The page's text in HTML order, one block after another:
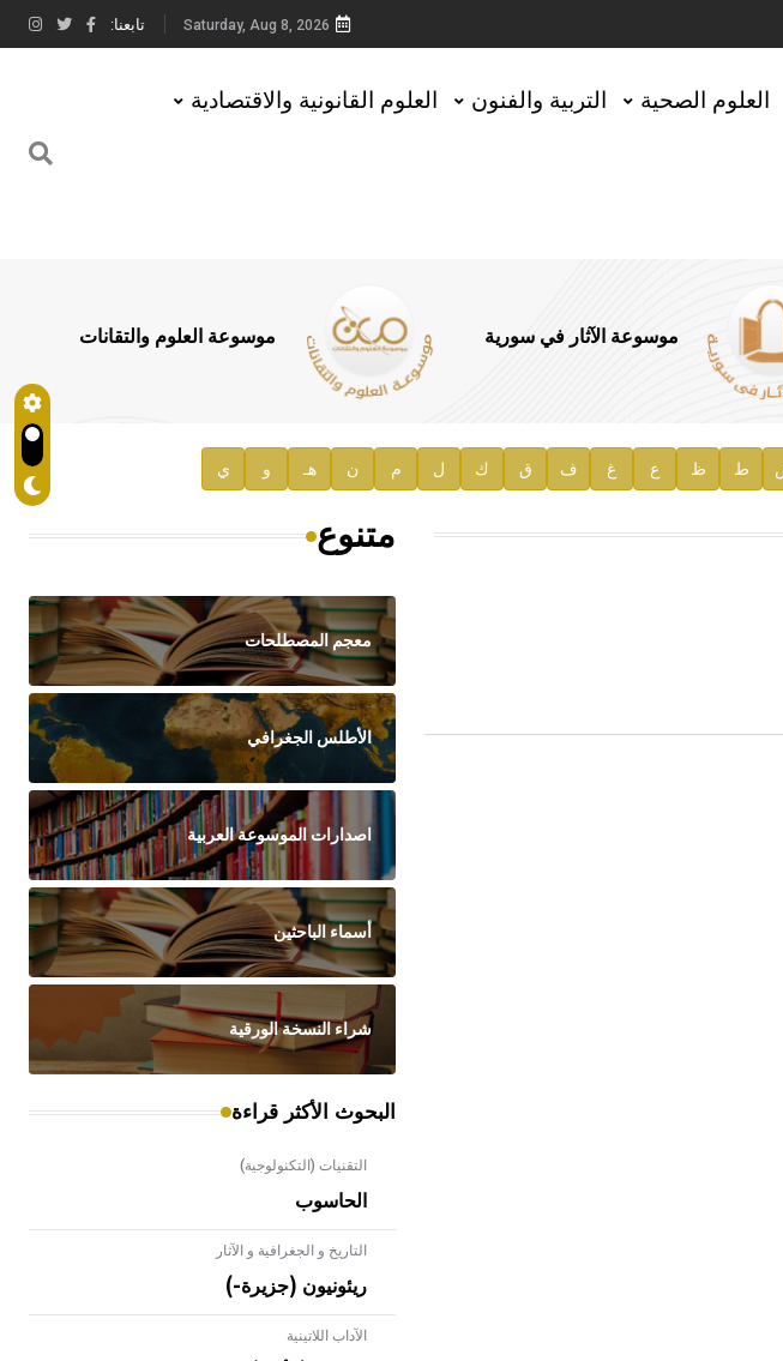
Saturday, Aug 8, 2026 تابعنا:
العلوم الصحية التربية والفنون العلوم القانونية والاقتصادية
موسوعة الآثار في سورية موسوعة العلوم والتقانات
ط ظ ع غ ف ق ك ل م ن هـ و ي
متنوع
معجم المصطلحات
الأطلس الجغرافي
اصدارات الموسوعة العربية
أسماء الباحثين
شراء النسخة الورقية
البحوث الأكثر قراءة
التقنيات (التكنولوجية)
الحاسوب
التاريخ و الجغرافية و الآثار
ريئونيون (جزيرة-)
الآداب اللاتينية